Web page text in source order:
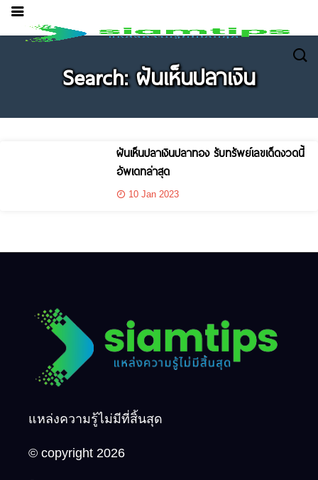
Search: ฝันเห็นปลาเงิน
ฝันเห็นปลาเงินปลาทอง รับทรัพย์เลขเด็ดงวดนี้
อัพเดทล่าสุด
10 Jan 2023
แหล่งความรู้ไม่มีที่สิ้นสุด
© copyright 2026